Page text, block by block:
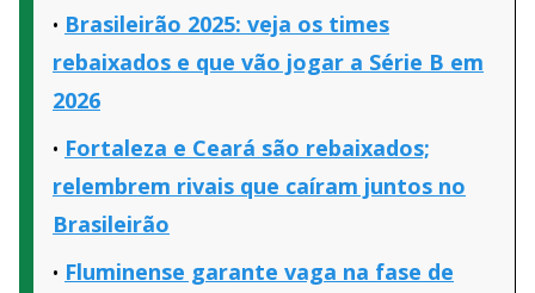
Brasileirão 2025: veja os times
rebaixados e que vão jogar a Série B em
2026
Fortaleza e Ceará são rebaixados;
relembrem rivais que caíram juntos no
Brasileirão
Fluminense garante vaga na fase de